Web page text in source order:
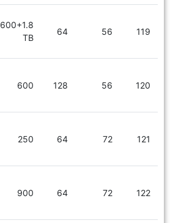
119
56
64
600+1.8
TB
120
56
128
600
121
72
64
250
122
72
64
900